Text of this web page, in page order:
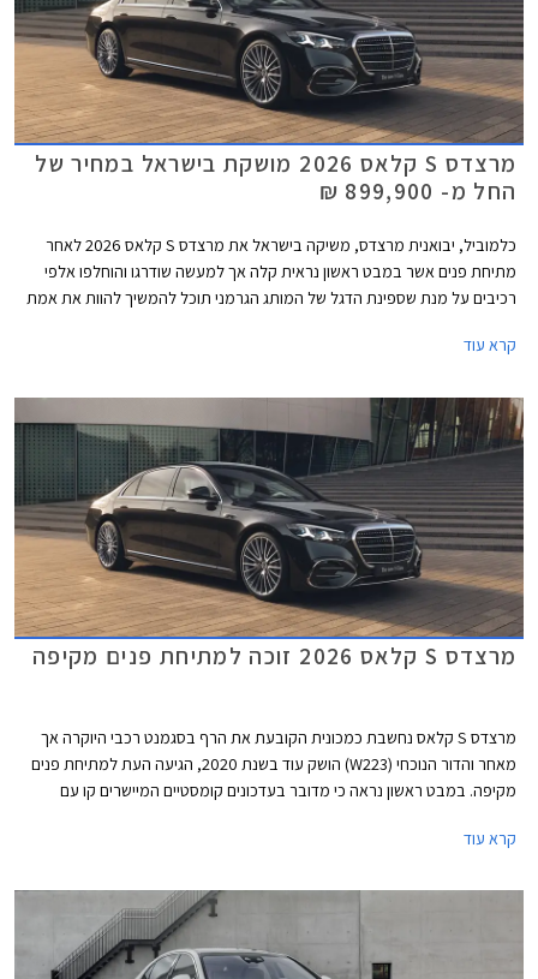
מרצדס S קלאס 2026 מושקת בישראל במחיר של
החל מ- 899,900 ₪
כלמוביל, יבואנית מרצדס, משיקה בישראל את מרצדס S קלאס 2026 לאחר
מתיחת פנים אשר במבט ראשון נראית קלה אך למעשה שודרגו והוחלפו אלפי
רכיבים על מנת שספינת הדגל של המותג הגרמני תוכל להמשיך להוות את אמת
קרא עוד
מרצדס S קלאס 2026 זוכה למתיחת פנים מקיפה
מרצדס S קלאס נחשבת כמכונית הקובעת את הרף בסגמנט רכבי היוקרה אך
מאחר והדור הנוכחי (W223) הושק עוד בשנת 2020, הגיעה העת למתיחת פנים
מקיפה. במבט ראשון נראה כי מדובר בעדכונים קומסטיים המיישרים קו עם
ושלל שינויים עמוקים ומהותיים.
קרא עוד